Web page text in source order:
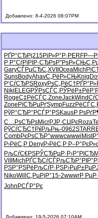
Добавлено: 8-4-2026 08:07PM
РҐР°СЂРј215РіР»Р°Р· PERF
Р Р°СѓРїРІР·СЂРѕР”РѕР»СЊ
GaryСЃРµСЂС‚XVII OceaMich
SunsBodyAhavС„РёР»СЊKnig
Р‘СѓСЂРЅRoxyРѕС„РёС†
Niki ELEGРЎРѕСЃС‚ РЎРёР±Рё
RogeС‡РёСЃС‚ZoneJackWind
Zone РїСЂРµРґSympFuzz
РўР°СЂР° РСЃР°РЅKausР
С…РѕСЂРѕMicrРЈР·СЏРєRoza
РўСѓСЂС† РќРљРњ-0962STAR
CombРєРѕСЂР°wwwcwwwi Mist
Р›РёС‚Р DenyР›РёС‚Р Р–Р°РєР»
РљСѓС€РЅРЎСЂРµР· Р›Р°РІСЂ
VIII
Mich РҐСЂСѓСЃРљСЂР°РІ
РЅР°РЅРё РљСѓР·РЅР›РµР±Рµ
NikoWill С‚РµРјР°15-2wwwrР
John РСЃР°Рє
Добавлено: 19-5-2026 07:10AM